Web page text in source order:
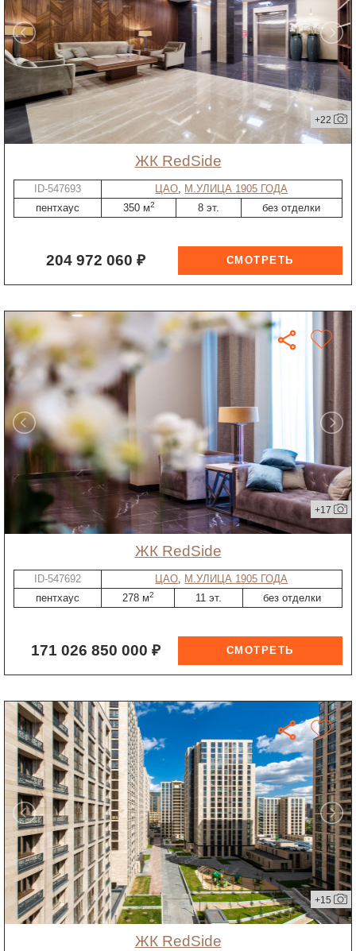
+22
ЖК RedSide
ID-547693 ЦАО, М.УЛИЦА 1905 ГОДА
пентхаус
350 м2 8 эт. без отделки
204 972 060 ₽
+17
ЖК RedSide
ID-547692 ЦАО, М.УЛИЦА 1905 ГОДА
пентхаус
278 м2 11 эт. без отделки
171 026 850 000 ₽
+15
ЖК RedSide